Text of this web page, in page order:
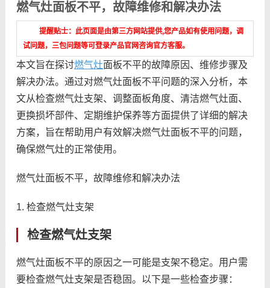
燃气灶面板不平，故障维修和解决办法
提醒贴士：此页面是由第三方网站提供,您产品如有使用问题，调
试问题，三包问题等可登录产品官网咨询官方客服。
本文旨在探讨燃气灶面板不平的故障原因、维修步骤及
解决办法。通过对燃气灶面板不平问题的深入分析，本
文从检查燃气灶支架、调整面板角度、清洁燃气灶面、
更换损坏部件、定期维护保养等方面提供了详细的解决
方案，旨在帮助用户有效解决燃气灶面板不平的问题，
确保燃气灶的正常使用。
燃气灶面板不平，故障维修和解决办法
1. 检查燃气灶支架
检查燃气灶支架
燃气灶面板不平的原因之一可能是支架不稳定。用户需
要检查燃气灶支架是否稳固。以下是一些检查步骤：